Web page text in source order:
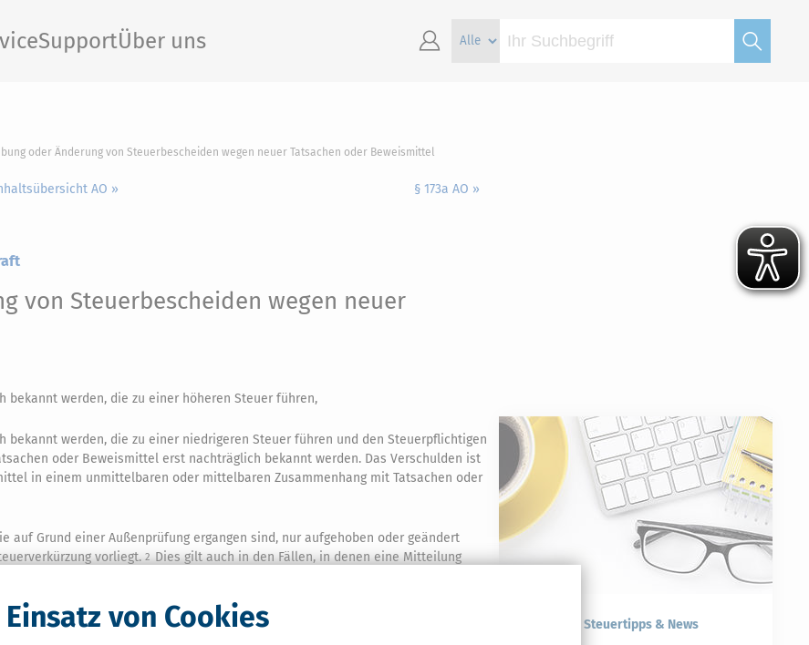
Einsatz von Cookies
SupportÜber uns
oder Änderung von Steuerbescheiden wegen neuer Tatsachen oder Beweismittel
AO »
§ 173a AO »
von Steuerbescheiden wegen neuer
werden, die zu einer höheren Steuer führen,
werden, die zu einer niedrigeren Steuer führen und den Steuerpflichtigen
oder Beweismittel erst nachträglich bekannt werden. Das Verschulden ist
in einem unmittelbaren oder mittelbaren Zusammenhang mit Tatsachen oder
auf Grund einer Außenprüfung ergangen sind, nur aufgehoben oder geändert
vorliegt.2 Dies gilt auch in den Fällen, in denen eine Mitteilung
Kostenlose Steuertipps & News